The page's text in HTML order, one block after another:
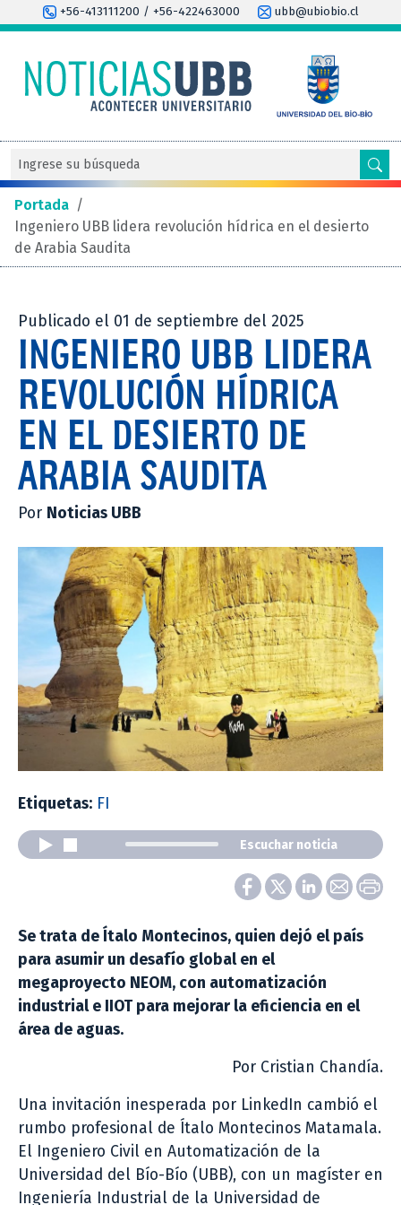
+56-413111200 / +56-422463000 ubb@ubiobio.cl
Portada /
Ingeniero UBB lidera revolución hídrica en el desierto
de Arabia Saudita
Publicado el 01 de septiembre del 2025
INGENIERO UBB LIDERA
REVOLUCIÓN HÍDRICA
EN EL DESIERTO DE
ARABIA SAUDITA
Por Noticias UBB
Etiquetas: FI
Escuchar noticia
Se trata de Ítalo Montecinos, quien dejó el país
para asumir un desafío global en el
megaproyecto NEOM, con automatización
industrial e IIOT para mejorar la eficiencia en el
área de aguas.
Por Cristian Chandía.
Una invitación inesperada por LinkedIn cambió el
rumbo profesional de Ítalo Montecinos Matamala.
El Ingeniero Civil en Automatización de la
Universidad del Bío-Bío (UBB), con un magíster en
Ingeniería Industrial de la Universidad de